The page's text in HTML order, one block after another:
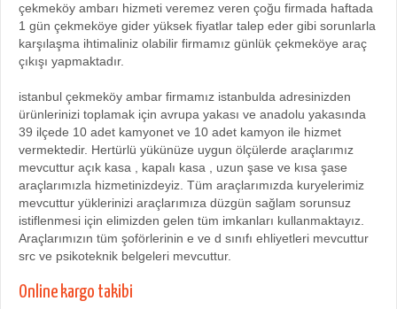
çekmeköy ambarı hizmeti veremez veren çoğu firmada haftada
1 gün çekmeköye gider yüksek fiyatlar talep eder gibi sorunlarla
karşılaşma ihtimaliniz olabilir firmamız günlük çekmeköye araç
çıkışı yapmaktadır.
istanbul çekmeköy ambar firmamız istanbulda adresinizden
ürünlerinizi toplamak için avrupa yakası ve anadolu yakasında
39 ilçede 10 adet kamyonet ve 10 adet kamyon ile hizmet
vermektedir. Hertürlü yükünüze uygun ölçülerde araçlarımız
mevcuttur açık kasa , kapalı kasa , uzun şase ve kısa şase
araçlarımızla hizmetinizdeyiz. Tüm araçlarımızda kuryelerimiz
mevcuttur yüklerinizi araçlarımıza düzgün sağlam sorunsuz
istiflenmesi için elimizden gelen tüm imkanları kullanmaktayız.
Araçlarımızın tüm şoförlerinin e ve d sınıfı ehliyetleri mevcuttur
src ve psikoteknik belgeleri mevcuttur.
Online kargo takibi